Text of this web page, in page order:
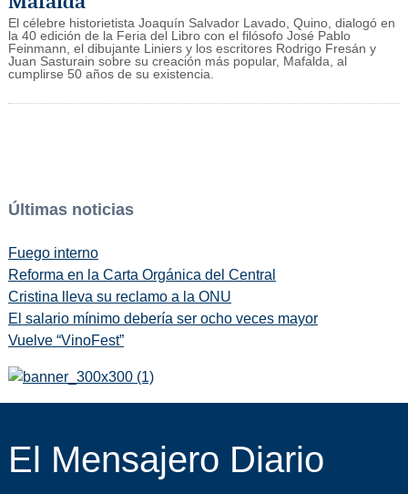
El célebre historietista Joaquín Salvador Lavado, Quino, dialogó en
la 40 edición de la Feria del Libro con el filósofo José Pablo
Feinmann, el dibujante Liniers y los escritores Rodrigo Fresán y
Juan Sasturain sobre su creación más popular, Mafalda, al
cumplirse 50 años de su existencia.
Últimas noticias
Fuego interno
Reforma en la Carta Orgánica del Central
Cristina lleva su reclamo a la ONU
El salario mínimo debería ser ocho veces mayor
Vuelve “VinoFest”
El Mensajero Diario